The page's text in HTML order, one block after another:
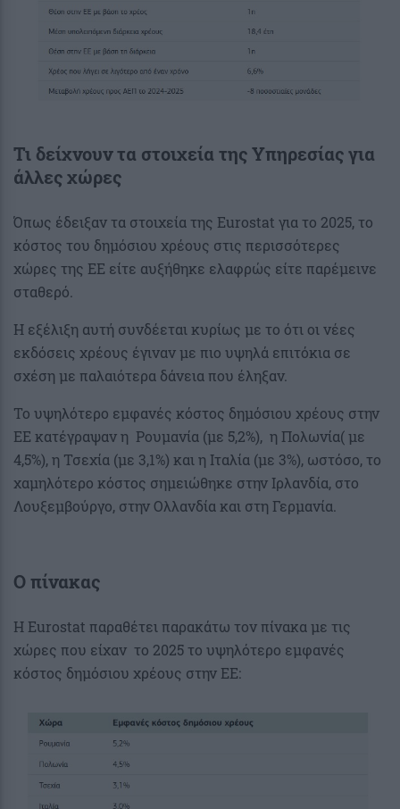
Τι δείχνουν τα στοιχεία της Υπηρεσίας για
άλλες χώρες
Όπως έδειξαν τα στοιχεία της Eurostat για το 2025, το
κόστος του δημόσιου χρέους στις περισσότερες
χώρες της ΕΕ είτε αυξήθηκε ελαφρώς είτε παρέμεινε
σταθερό.
Η εξέλιξη αυτή συνδέεται κυρίως με το ότι οι νέες
εκδόσεις χρέους έγιναν με πιο υψηλά επιτόκια σε
σχέση με παλαιότερα δάνεια που έληξαν.
Το υψηλότερο εμφανές κόστος δημόσιου χρέους στην
ΕΕ κατέγραψαν η Ρουμανία (με 5,2%), η Πολωνία( με
4,5%), η Τσεχία (με 3,1%) και η Ιταλία (με 3%), ωστόσο, το
χαμηλότερο κόστος σημειώθηκε στην Ιρλανδία, στο
Λουξεμβούργο, στην Ολλανδία και στη Γερμανία.
Ο πίνακας
Η Eurostat παραθέτει παρακάτω τον πίνακα με τις
χώρες που είχαν το 2025 το υψηλότερο εμφανές
κόστος δημόσιου χρέους στην ΕΕ: